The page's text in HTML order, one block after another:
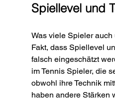
Spiellevel und
Was viele Spieler
Fakt, dass Spiellevel
falsch eingeschätzt
im Tennis Spieler, die
obwohl ihre Technik
haben andere Stärken